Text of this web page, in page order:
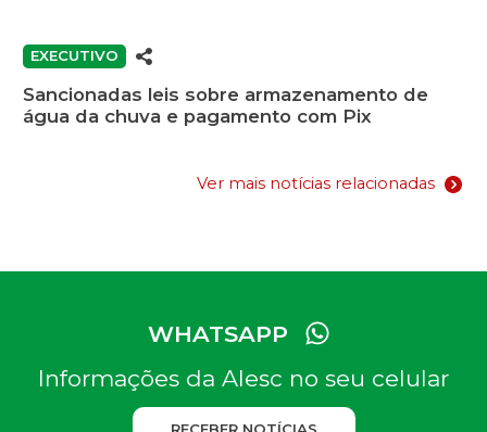
EXECUTIVO
Sancionadas leis sobre armazenamento de
água da chuva e pagamento com Pix
Ver mais notícias relacionadas
WHATSAPP
Informações da Alesc no seu celular